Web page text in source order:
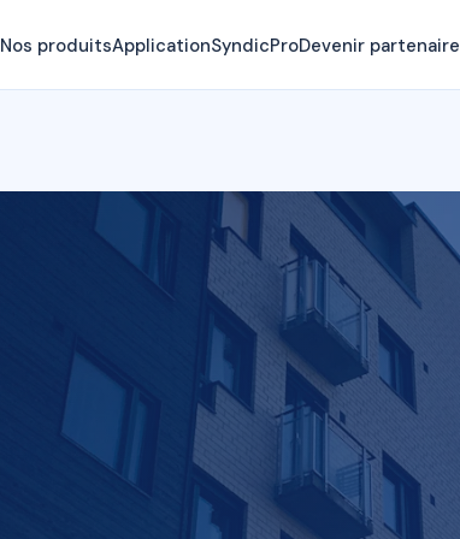
Nos produitsApplicationSyndicProDevenir partenaire